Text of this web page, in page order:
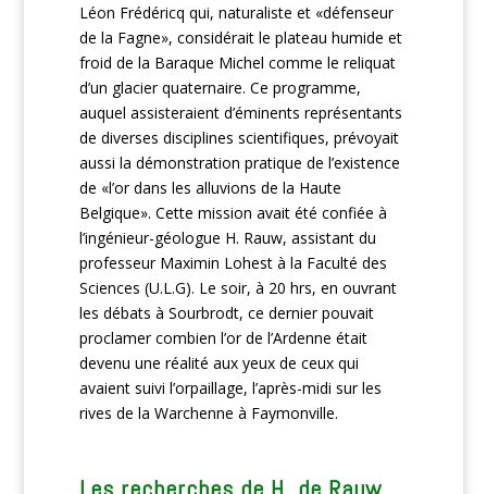
Léon Frédéricq qui, naturaliste et «défenseur
de la Fagne», considérait le plateau humide et
froid de la Baraque Michel comme le reliquat
d’un glacier quaternaire. Ce programme,
auquel assisteraient d’éminents représentants
de diverses disciplines scientifiques, prévoyait
aussi la démonstration pratique de l’existence
de «l’or dans les alluvions de la Haute
Belgique». Cette mission avait été confiée à
l’ingénieur-géologue H. Rauw, assistant du
professeur Maximin Lohest à la Faculté des
Sciences (U.L.G). Le soir, à 20 hrs, en ouvrant
les débats à Sourbrodt, ce dernier pouvait
proclamer combien l’or de l’Ardenne était
devenu une réalité aux yeux de ceux qui
avaient suivi l’orpaillage, l’après-midi sur les
rives de la Warchenne à Faymonville.